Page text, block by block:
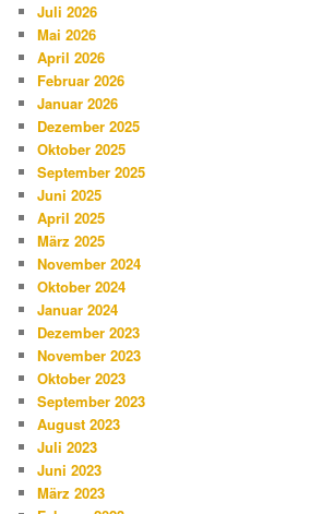
Juli 2026
Mai 2026
April 2026
Februar 2026
Januar 2026
Dezember 2025
Oktober 2025
September 2025
Juni 2025
April 2025
März 2025
November 2024
Oktober 2024
Januar 2024
Dezember 2023
November 2023
Oktober 2023
September 2023
August 2023
Juli 2023
Juni 2023
März 2023